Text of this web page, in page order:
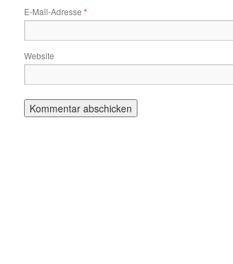
E-Mail-Adresse *
Website